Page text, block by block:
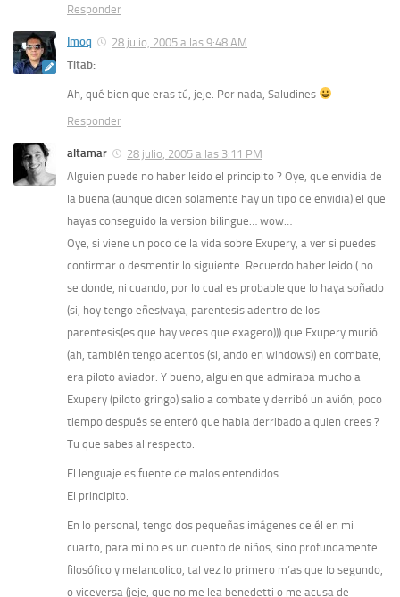
Responder
Imoq
28 julio, 2005 a las 9:48 AM
Titab:
Ah, qué bien que eras tú, jeje. Por nada, Saludines
Responder
altamar
28 julio, 2005 a las 3:11 PM
Alguien puede no haber leido el principito ? Oye, que envidia de
la buena (aunque dicen solamente hay un tipo de envidia) el que
hayas conseguido la version bilingue… wow…
Oye, si viene un poco de la vida sobre Exupery, a ver si puedes
confirmar o desmentir lo siguiente. Recuerdo haber leido ( no
se donde, ni cuando, por lo cual es probable que lo haya soñado
(si, hoy tengo eñes(vaya, parentesis adentro de los
parentesis(es que hay veces que exagero))) que Exupery murió
(ah, también tengo acentos (si, ando en windows)) en combate,
era piloto aviador. Y bueno, alguien que admiraba mucho a
Exupery (piloto gringo) salio a combate y derribó un avión, poco
tiempo después se enteró que habia derribado a quien crees ?
Tu que sabes al respecto.
El lenguaje es fuente de malos entendidos.
El principito.
En lo personal, tengo dos pequeñas imágenes de él en mi
cuarto, para mi no es un cuento de niños, sino profundamente
filosófico y melancolico, tal vez lo primero m’as que lo segundo,
o viceversa (jeje, que no me lea benedetti o me acusa de